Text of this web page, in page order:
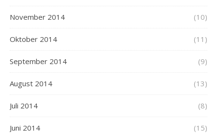
November 2014 (10)
Oktober 2014 (11)
September 2014 (9)
August 2014 (13)
Juli 2014 (8)
Juni 2014 (15)